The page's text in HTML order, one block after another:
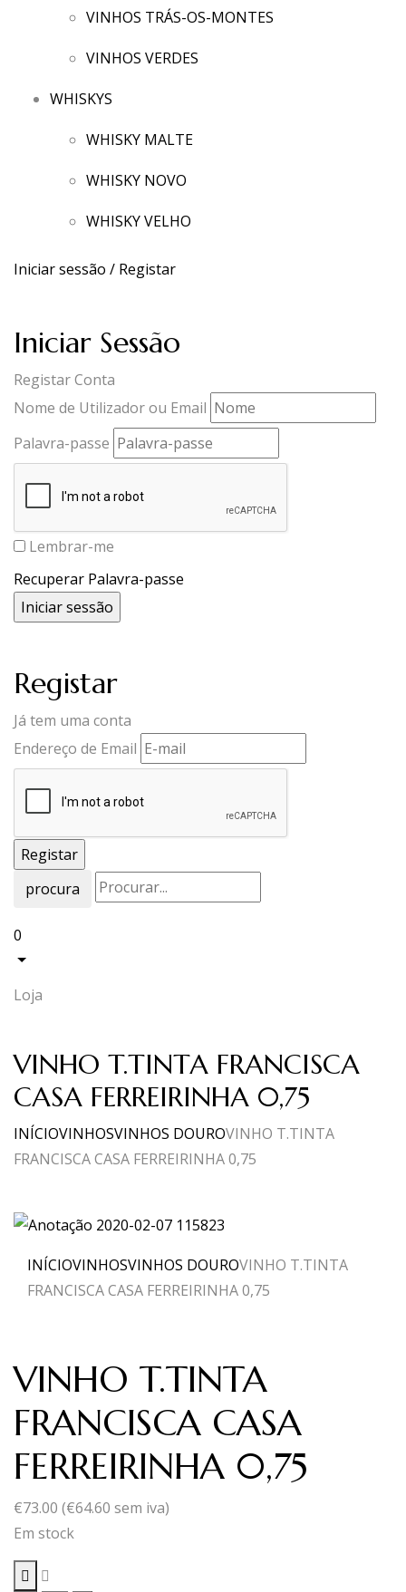
VINHOS TRÁS-OS-MONTES
VINHOS VERDES
WHISKYS
WHISKY MALTE
WHISKY NOVO
WHISKY VELHO
Iniciar sessão / Registar
Iniciar Sessão
Registar Conta
Nome de Utilizador ou Email
Palavra-passe
Lembrar-me
Recuperar Palavra-passe
Registar
Já tem uma conta
Endereço de Email
procura
0
Loja
VINHO T.TINTA FRANCISCA
CASA FERREIRINHA 0,75
INÍCIOVINHOSVINHOS DOUROVINHO T.TINTA
FRANCISCA CASA FERREIRINHA 0,75
INÍCIOVINHOSVINHOS DOUROVINHO T.TINTA
FRANCISCA CASA FERREIRINHA 0,75
VINHO T.TINTA
FRANCISCA CASA
FERREIRINHA 0,75
€73.00 (€64.60 sem iva)
Em stock